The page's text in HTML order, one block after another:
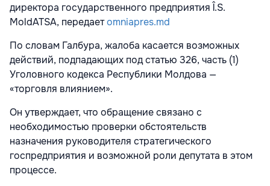
директора государственного предприятия Î.S.
MoldATSA, передаетomniapres.md
По словам Галбура, жалоба касается возможных
действий, подпадающих под статью 326, часть (1)
Уголовного кодекса Республики Молдова —
«торговля влиянием».
Он утверждает, что обращение связано с
необходимостью проверки обстоятельств
назначения руководителя стратегического
госпредприятия и возможной роли депутата в этом
процессе.